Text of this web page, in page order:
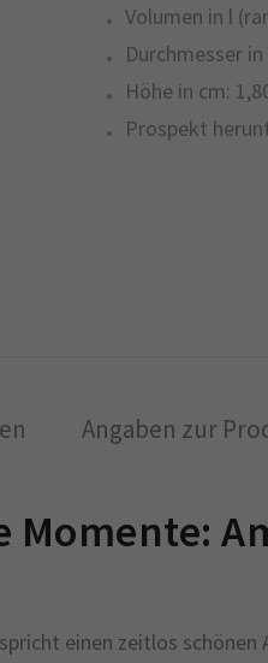
Volumen in l
Durchmesser in
Höhe in cm:
Prospekt
Angaben zur
einen zeitlos